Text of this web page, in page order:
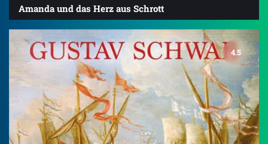
Amanda und das Herz aus Schrott
4.5